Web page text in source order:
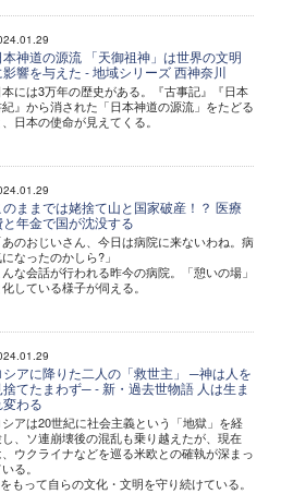
本神道の源流 「天御祖神」は世界の文明
影響を与えた - 地域シリーズ 西神奈川
本には3万年の歴史がある。『古事記』『日本
』から消された「日本神道の源流」をたどる
、日本の使命が見えてくる。
のままでは姥捨て山と国家破産！？ 医療
と年金で国が沈没する
あのおじいさん、今日は病院に来ないわね。病
なったのかしら?」
んな会話が行われる昨今の病院。「憩いの場」
化している様子が伺える。
シアに降りた二人の「救世主」 ─神は人を
捨てたまわず─ - 新・過去世物語 人は生ま
変わる
シアは20世紀に社会主義という「地獄」を経
、ソ連崩壊後の混乱も乗り越えたが、現在
ウクライナなどを巡る米欧との確執が深まっ
る。
もって自らの文化・文明を守り続けている。